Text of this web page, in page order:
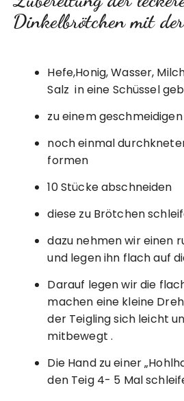
Dinkelbrötchen mit
Hefe,Honig, Wasser,
Salz in eine Schüssel
zu einem
noch einmal
formen
10 Stücke abschneiden
diese zu Brötchen
dazu nehmen wir einen
und legen ihn flach auf
Darauf legen wir die
machen eine kleine
der Teigling sich leicht
mitbewegt .
Die Hand zu einer
den Teig 4- 5 Mal